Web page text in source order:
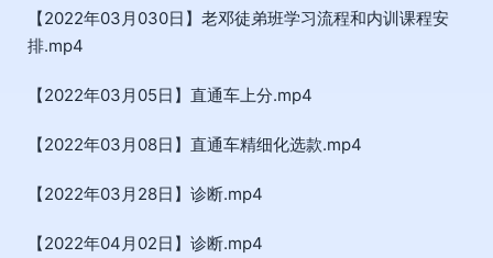
【2022年03月030日】老邓徒弟班学习流程和内训课程安
排.mp4
【2022年03月05日】直通车上分.mp4
【2022年03月08日】直通车精细化选款.mp4
【2022年03月28日】诊断.mp4
【2022年04月02日】诊断.mp4